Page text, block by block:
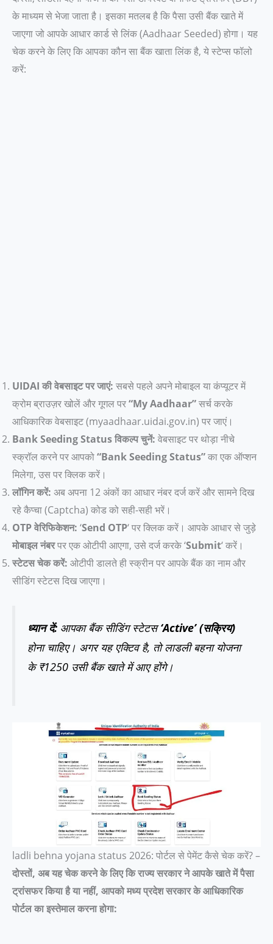
के माध्यम से भेजा जाता है। इसका मतलब है कि पैसा उसी बैंक खाते में
जाएगा जो आपके आधार कार्ड से लिंक (Aadhaar Seeded) होगा। यह
चेक करने के लिए कि आपका कौन सा बैंक खाता लिंक है, ये स्टेप्स फॉलो
करें:
UIDAI की वेबसाइट पर जाएं: सबसे पहले अपने मोबाइल या कंप्यूटर में
क्रोम ब्राउज़र खोलें और गूगल पर“My Aadhaar”सर्च करके
आधिकारिक वेबसाइट (myaadhaar.uidai.gov.in) पर जाएं।
Bank Seeding Status विकल्प चुनें: वेबसाइट पर थोड़ा नीचे
स्क्रॉल करने पर आपको“Bank Seeding Status”का एक ऑप्शन
मिलेगा, उस पर क्लिक करें।
लॉगिन करें: अब अपना 12 अंकों का आधार नंबर दर्ज करें और सामने दिख
रहे कैप्चा (Captcha) कोड को सही-सही भरें।
OTP वेरिफिकेशन: ‘Send OTP‘ पर क्लिक करें। आपके आधार से जुड़े
मोबाइल नंबरपर एक ओटीपी आएगा, उसे दर्ज करके ‘Submit‘ करें।
स्टेटस चेक करें: ओटीपी डालते ही स्क्रीन पर आपके बैंक का नाम और
सीडिंग स्टेटस दिख जाएगा।
ध्यान दें: आपका बैंक सीडिंग स्टेटस‘Active’ (सक्रिय)
होना चाहिए। अगर यह एक्टिव है, तो लाडली बहना योजना
के ₹1250 उसी बैंक खाते में आए होंगे।
ladli behna yojana status 2026: पोर्टल से पेमेंट कैसे चेक करें? –
दोस्तों, अब यह चेक करने के लिए कि राज्य सरकार ने आपके खाते में पैसा
ट्रांसफर किया है या नहीं, आपको मध्य प्रदेश सरकार के आधिकारिक
पोर्टल का इस्तेमाल करना होगा: